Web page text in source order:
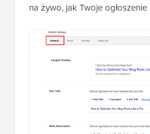
na żywo, jak Twoje